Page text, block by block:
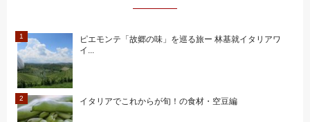
ピエモンテ「故郷の味」を巡る旅ー 林基就イタリアワ
イ...
イタリアでこれからが旬！の食材・空豆編